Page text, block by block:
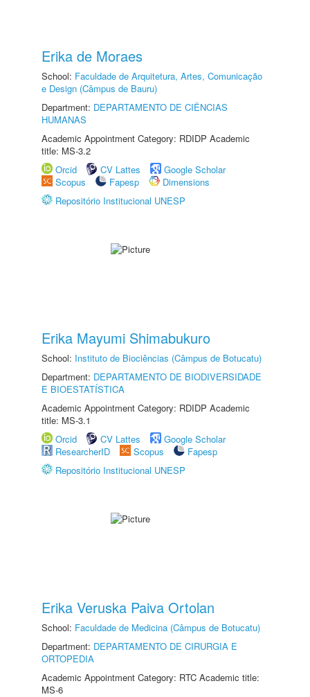
Erika de Moraes
School: Faculdade de Arquitetura, Artes, Comunicação
e Design (Câmpus de Bauru)
Department: DEPARTAMENTO DE CIÊNCIAS
HUMANAS
Academic Appointment Category: RDIDP Academic
title: MS-3.2
Orcid
CV Lattes
Google Scholar
Scopus
Fapesp
Dimensions
Repositório Institucional UNESP
Erika Mayumi Shimabukuro
School: Instituto de Biociências (Câmpus de Botucatu)
Department: DEPARTAMENTO DE BIODIVERSIDADE
E BIOESTATÍSTICA
Academic Appointment Category: RDIDP Academic
title: MS-3.1
Orcid
CV Lattes
Google Scholar
ResearcherID
Scopus
Fapesp
Repositório Institucional UNESP
Erika Veruska Paiva Ortolan
School: Faculdade de Medicina (Câmpus de Botucatu)
Department: DEPARTAMENTO DE CIRURGIA E
ORTOPEDIA
Academic Appointment Category: RTC Academic title:
MS-6